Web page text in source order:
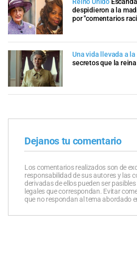
Reino Unido
despidieron a la
por "comentarios
Una vida llevada a
secretos que la
Dejanos tu comentario
Los comentarios realizados son de
responsabilidad de sus autores y las
derivadas de ellos pueden ser
legales que correspondan. Evitar
que no respondan al tema abordado